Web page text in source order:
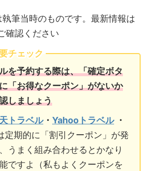
筆当時のものです。最新情報は
確認ください
チェック
を予約する際は、「確定ボタ
「お得なクーポン」がないか
しましょう
トラベル・ Yahooトラベル・
定期的に「割引クーポン」が発
うまく組み合わせるとかなり
ですよ（私もよくクーポンを